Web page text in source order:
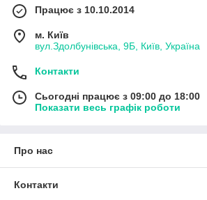
Працює з 10.10.2014
м. Київ
вул.Здолбунівська, 9Б, Київ, Україна
Контакти
Сьогодні працює з 09:00 до 18:00
Показати весь графік роботи
Про нас
Контакти